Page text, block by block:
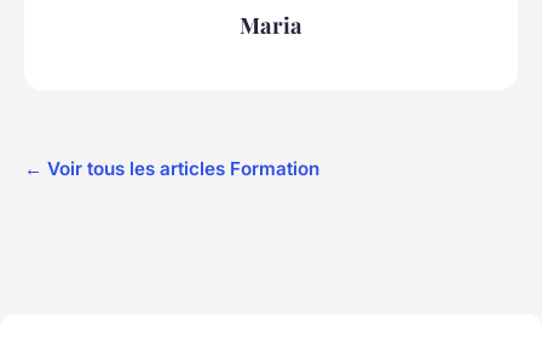
Maria
← Voir tous les articles Formation